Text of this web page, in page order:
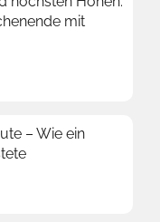
mit
– Wie ein